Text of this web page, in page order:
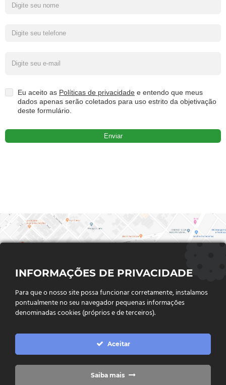
Eu aceito as Políticas de privacidade e entendo que meus
dados apenas serão coletados para uso estrito da objetivação
deste formulário.
FALE CONOSCO
Endereço:Rua Said Abdalla, Nº 310, Jardim Rio Claro. CEP
75802-035, Jataí - GO
(64) 3632 - 2070
INFORMAÇÕES DE PRIVACIDADE
Para que o nosso site possa funcionar corretamente, instalamos
pontualmente no seu navegador pequenas informações
denominadas cookies (próprios e de terceiros).
Aceitar
Saiba mais